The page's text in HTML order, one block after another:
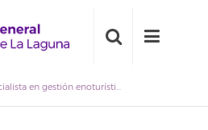
El curso de especialista en gestión enoturística de la ULL concluye su formación en La Laguna y Tegueste